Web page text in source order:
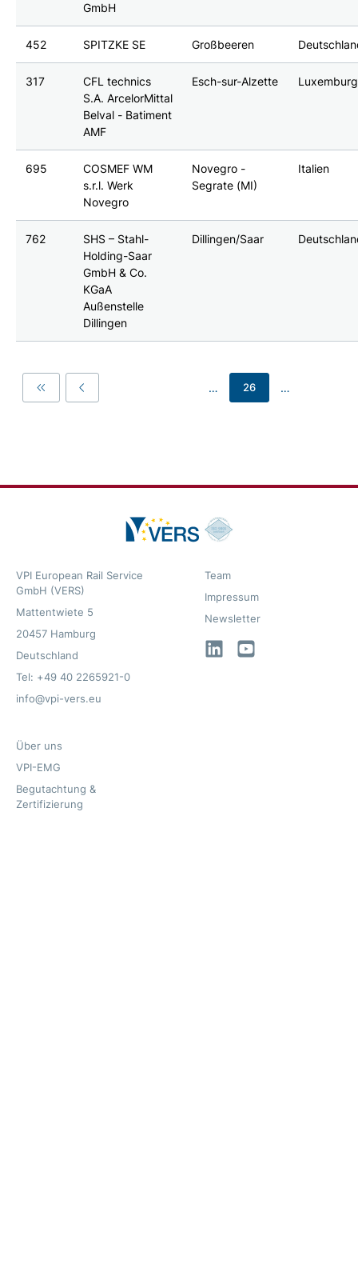
GmbH
452 SPITZKE SE Großbeeren
317
CFL technics
S.A. ArcelorMittal
Belval - Batiment
AMF
Esch-sur-Alzette Luxemburg
695
COSMEF WM
s.r.l. Werk
Novegro
Novegro -
Segrate (MI)
Italien
762
SHS – Stahl-
Holding-Saar
GmbH & Co.
KGaA
Außenstelle
Dillingen
Dillingen/Saar
First Previous
… 26 …
VPI European Rail Service
GmbH (VERS)
Mattentwiete 5
20457 Hamburg
Deutschland
Tel: +49 40 2265921-0
info@vpi-vers.eu
Team
Impressum
Newsletter
LinkedInYouTube
Über uns
VPI-EMG
Begutachtung &
Zertifizierung